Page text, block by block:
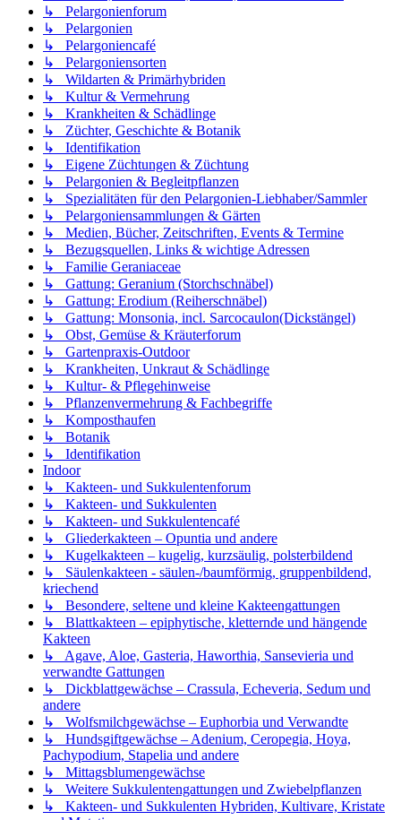
↳ Pelargonienforum
↳ Pelargonien
↳ Pelargoniencafé
↳ Pelargoniensorten
↳ Wildarten & Primärhybriden
↳ Kultur & Vermehrung
↳ Krankheiten & Schädlinge
↳ Züchter, Geschichte & Botanik
↳ Identifikation
↳ Eigene Züchtungen & Züchtung
↳ Pelargonien & Begleitpflanzen
↳ Spezialitäten für den Pelargonien-Liebhaber/Sammler
↳ Pelargoniensammlungen & Gärten
↳ Medien, Bücher, Zeitschriften, Events & Termine
↳ Bezugsquellen, Links & wichtige Adressen
↳ Familie Geraniaceae
↳ Gattung: Geranium (Storchschnäbel)
↳ Gattung: Erodium (Reiherschnäbel)
↳ Gattung: Monsonia, incl. Sarcocaulon(Dickstängel)
↳ Obst, Gemüse & Kräuterforum
↳ Gartenpraxis-Outdoor
↳ Krankheiten, Unkraut & Schädlinge
↳ Kultur- & Pflegehinweise
↳ Pflanzenvermehrung & Fachbegriffe
↳ Komposthaufen
↳ Botanik
↳ Identifikation
Indoor
↳ Kakteen- und Sukkulentenforum
↳ Kakteen- und Sukkulenten
↳ Kakteen- und Sukkulentencafé
↳ Gliederkakteen – Opuntia und andere
↳ Kugelkakteen – kugelig, kurzsäulig, polsterbildend
↳ Säulenkakteen - säulen-/baumförmig, gruppenbildend,
kriechend
↳ Besondere, seltene und kleine Kakteengattungen
↳ Blattkakteen – epiphytische, kletternde und hängende
Kakteen
↳ Agave, Aloe, Gasteria, Haworthia, Sansevieria und
verwandte Gattungen
↳ Dickblattgewächse – Crassula, Echeveria, Sedum und
andere
↳ Wolfsmilchgewächse – Euphorbia und Verwandte
↳ Hundsgiftgewächse – Adenium, Ceropegia, Hoya,
Pachypodium, Stapelia und andere
↳ Mittagsblumengewächse
↳ Weitere Sukkulentengattungen und Zwiebelpflanzen
↳ Kakteen- und Sukkulenten Hybriden, Kultivare, Kristate